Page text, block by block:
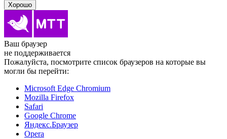
Хорошо
Ваш браузер
не поддерживается
Пожалуйста, посмотрите список браузеров на которые вы
могли бы перейти:
Microsoft Edge Chromium
Mozilla Firefox
Safari
Google Chrome
Яндекс.Браузер
Opera